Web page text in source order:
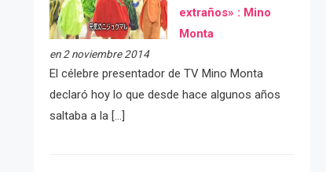
extraños» : Mino
Monta
en 2 noviembre 2014
El célebre presentador de TV Mino Monta
declaró hoy lo que desde hace algunos años
saltaba a la […]